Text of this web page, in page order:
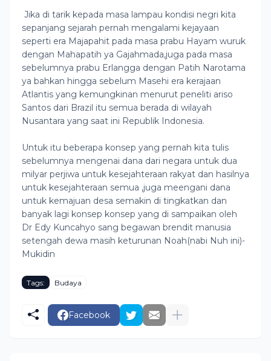
Jika di tarik kepada masa lampau kondisi negri kita
sepanjang sejarah pernah mengalami kejayaan
seperti era Majapahit pada masa prabu Hayam wuruk
dengan Mahapatih ya Gajahmada,juga pada masa
sebelumnya prabu Erlangga dengan Patih Narotama
ya bahkan hingga sebelum Masehi era kerajaan
Atlantis yang kemungkinan menurut peneliti ariso
Santos dari Brazil itu semua berada di wilayah
Nusantara yang saat ini Republik Indonesia.
Untuk itu beberapa konsep yang pernah kita tulis
sebelumnya mengenai dana dari negara untuk dua
milyar perjiwa untuk kesejahteraan rakyat dan hasilnya
untuk kesejahteraan semua ,juga meengani dana
untuk kemajuan desa semakin di tingkatkan dan
banyak lagi konsep konsep yang di sampaikan oleh
Dr Edy Kuncahyo sang begawan brendit manusia
setengah dewa masih keturunan Noah(nabi Nuh ini)-
Mukidin
Tags: Budaya
Facebook